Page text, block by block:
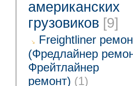
американских
грузовиков [9]
Freightliner
(Фредлайнер
Фрейтлайнер
ремонт) (1)